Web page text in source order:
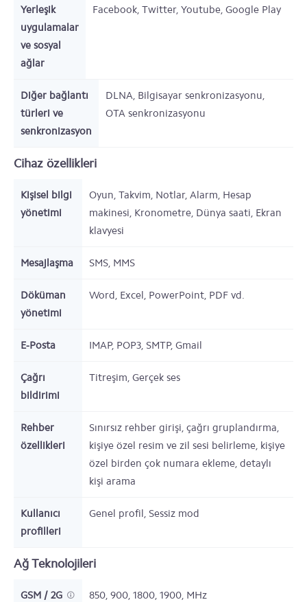
Yerleşik
uygulamalar
ve sosyal
ağlar
Facebook, Twitter, Youtube, Google Play
Diğer bağlantı
türleri ve
senkronizasyon
DLNA, Bilgisayar senkronizasyonu,
OTA senkronizasyonu
Cihaz özellikleri
Kişisel bilgi
yönetimi
Oyun, Takvim, Notlar, Alarm, Hesap
makinesi, Kronometre, Dünya saati, Ekran
klavyesi
Mesajlaşma SMS, MMS
Döküman
yönetimi
Word, Excel, PowerPoint, PDF vd.
E-Posta IMAP, POP3, SMTP, Gmail
Çağrı
bildirimi
Titreşim, Gerçek ses
Rehber
özellikleri
Sınırsız rehber girişi, çağrı gruplandırma,
kişiye özel resim ve zil sesi belirleme, kişiye
özel birden çok numara ekleme, detaylı
kişi arama
Kullanıcı
profilleri
Genel profil, Sessiz mod
Ağ Teknolojileri
GSM / 2G 850, 900, 1800, 1900, MHz